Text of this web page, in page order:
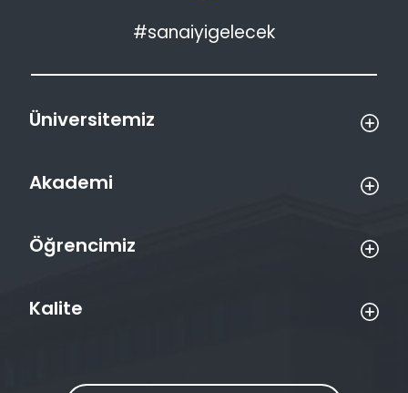
#sanaiyigelecek
Üniversitemiz
Akademi
Öğrencimiz
Kalite